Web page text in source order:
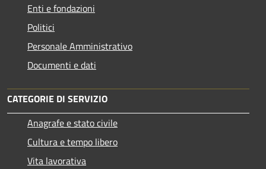
Enti e fondazioni
Politici
Personale Amministrativo
Documenti e dati
CATEGORIE DI SERVIZIO
Anagrafe e stato civile
Cultura e tempo libero
Vita lavorativa